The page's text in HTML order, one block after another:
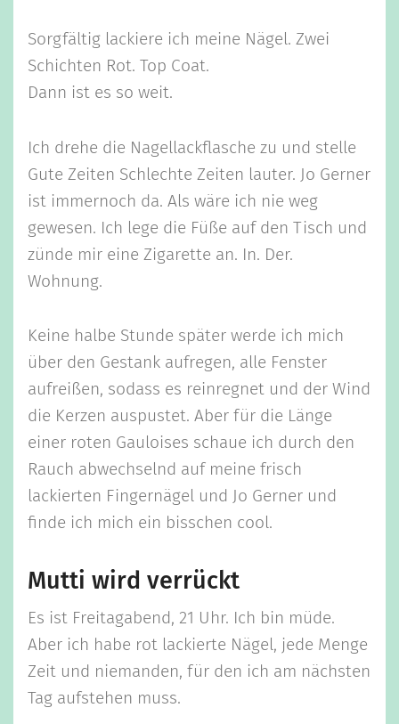
Sorgfältig lackiere ich meine Nägel. Zwei
Schichten Rot. Top Coat.
Dann ist es so weit.
Ich drehe die Nagellackflasche zu und stelle
Gute Zeiten Schlechte Zeiten lauter. Jo Gerner
ist immernoch da. Als wäre ich nie weg
gewesen. Ich lege die Füße auf den Tisch und
zünde mir eine Zigarette an. In. Der.
Wohnung.
Keine halbe Stunde später werde ich mich
über den Gestank aufregen, alle Fenster
aufreißen, sodass es reinregnet und der Wind
die Kerzen auspustet. Aber für die Länge
einer roten Gauloises schaue ich durch den
Rauch abwechselnd auf meine frisch
lackierten Fingernägel und Jo Gerner und
finde ich mich ein bisschen cool.
Mutti wird verrückt
Es ist Freitagabend, 21 Uhr. Ich bin müde.
Aber ich habe rot lackierte Nägel, jede Menge
Zeit und niemanden, für den ich am nächsten
Tag aufstehen muss.